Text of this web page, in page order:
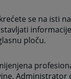
se na isti
ploču.